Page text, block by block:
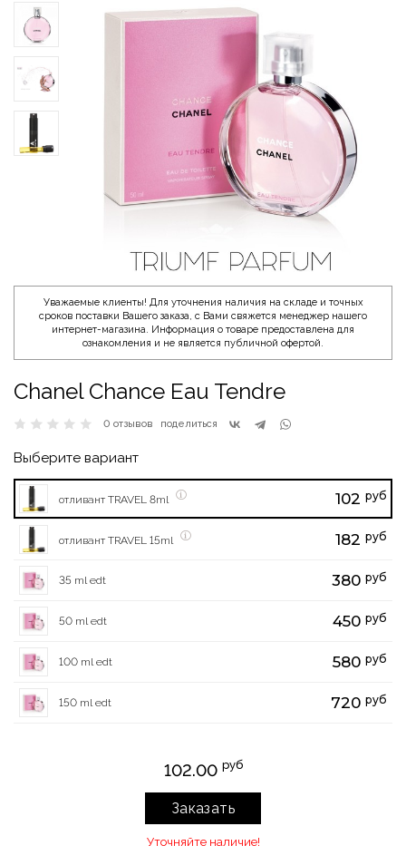
Уважаемые клиенты! Для уточнения наличия на складе и точных
сроков поставки Вашего заказа, с Вами свяжется менеджер нашего
интернет-магазина. Информация о товаре предоставлена для
ознакомления и не является публичной офертой.
Chanel Chance Eau Tendre
0 отзывов поделиться
Выберите вариант
отливант TRAVEL 8ml 102 руб
отливант TRAVEL 15ml 182 руб
35 ml edt 380 руб
50 ml edt 450 руб
100 ml edt 580 руб
150 ml edt 720 руб
102.00 руб
Заказать
Уточняйте наличие!